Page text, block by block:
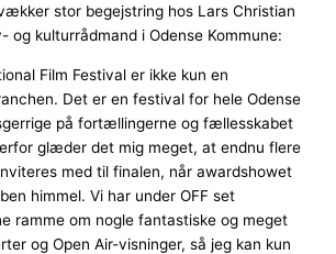
stor begejstring hos Lars Christian
og kulturrådmand i Odense Kommune:
Film Festival er ikke kun en
Det er en festival for hele Odense
på fortællingerne og fællesskabet
glæder det mig meget, at endnu flere
med til finalen, når awardshowet
himmel. Vi har under OFF set
ramme om nogle fantastiske og meget
og Open Air-visninger, så jeg kan kun